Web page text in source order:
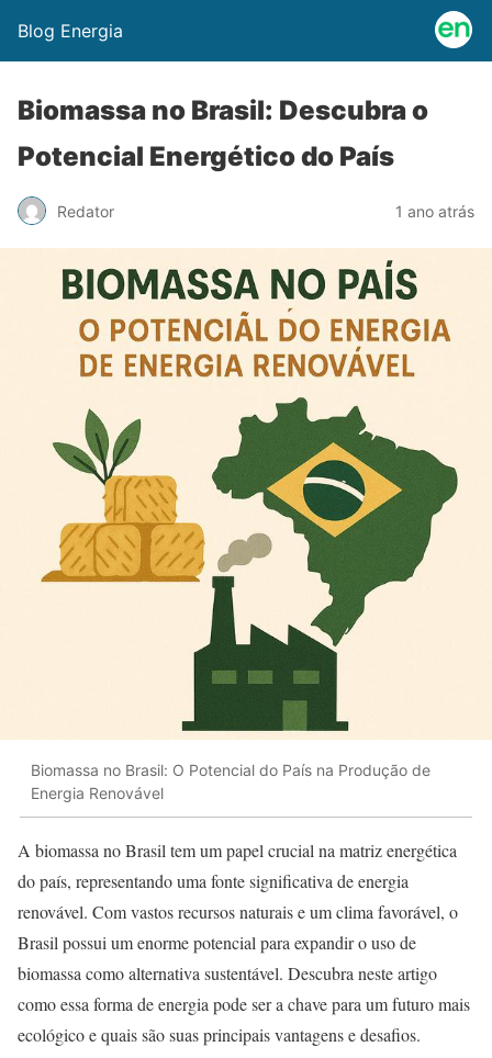
Blog Energia
Biomassa no Brasil: Descubra o
Potencial Energético do País
Redator 1 ano atrás
Biomassa no Brasil: O Potencial do País na Produção de
Energia Renovável
A biomassa no Brasil tem um papel crucial na matriz energética
do país, representando uma fonte significativa de energia
renovável. Com vastos recursos naturais e um clima favorável, o
Brasil possui um enorme potencial para expandir o uso de
biomassa como alternativa sustentável. Descubra neste artigo
como essa forma de energia pode ser a chave para um futuro mais
ecológico e quais são suas principais vantagens e desafios.